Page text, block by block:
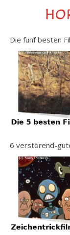
Die fünf besten
6 verstörend-